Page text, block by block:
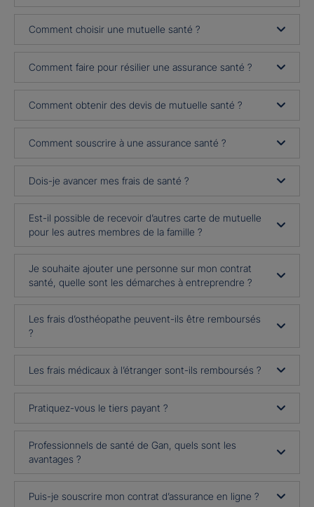
Comment choisir une mutuelle santé ?
Comment faire pour résilier une assurance santé ?
Comment obtenir des devis de mutuelle santé ?
Comment souscrire à une assurance santé ?
Dois-je avancer mes frais de santé ?
Est-il possible de recevoir d’autres carte de mutuelle
pour les autres membres de la famille ?
Je souhaite ajouter une personne sur mon contrat
santé, quelle sont les démarches à entreprendre ?
Les frais d’osthéopathe peuvent-ils être remboursés
?
Les frais médicaux à l’étranger sont-ils remboursés ?
Pratiquez-vous le tiers payant ?
Professionnels de santé de Gan, quels sont les
avantages ?
Puis-je souscrire mon contrat d’assurance en ligne ?